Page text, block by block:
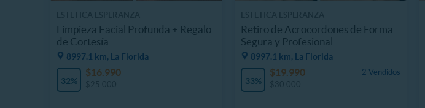
Limpieza Facial Profunda + Regalo
de Cortesía
8997.1 km, La Florida
32%
$16.990
Retiro de Acrocordones de Forma
Segura y Profesional
8997.1 km, La Florida
33%
2 Vendidos
$19.990